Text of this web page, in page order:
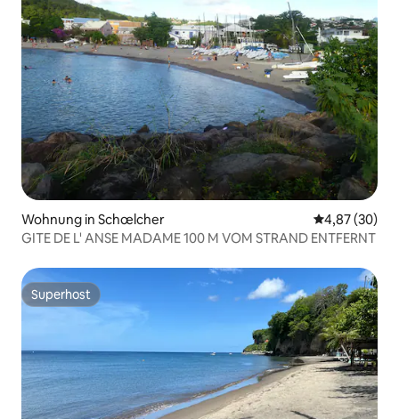
Wohnung in Schœlcher
4,87 (30)
GITE DE L' ANSE MADAME 100 M VOM STRAND ENTFERNT
Superhost
Superhost